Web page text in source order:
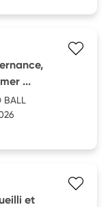
...
BALL
et